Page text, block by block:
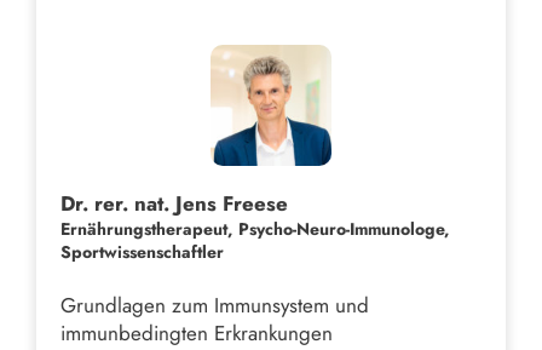
Dr. rer. nat. Jens Freese
Ernährungstherapeut, Psycho-Neuro-Immunologe,
Sportwissenschaftler
Grundlagen zum Immunsystem und
immunbedingten Erkrankungen